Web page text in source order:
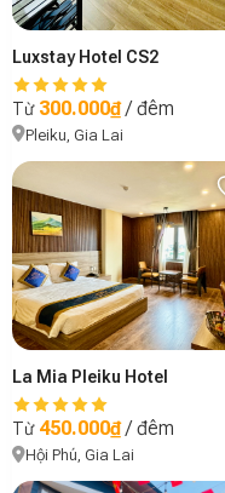
Luxstay Hotel CS2
Từ 300.000₫/ đêm
Pleiku, Gia Lai
La Mia Pleiku Hotel
Từ 450.000₫/ đêm
Hội Phú, Gia Lai